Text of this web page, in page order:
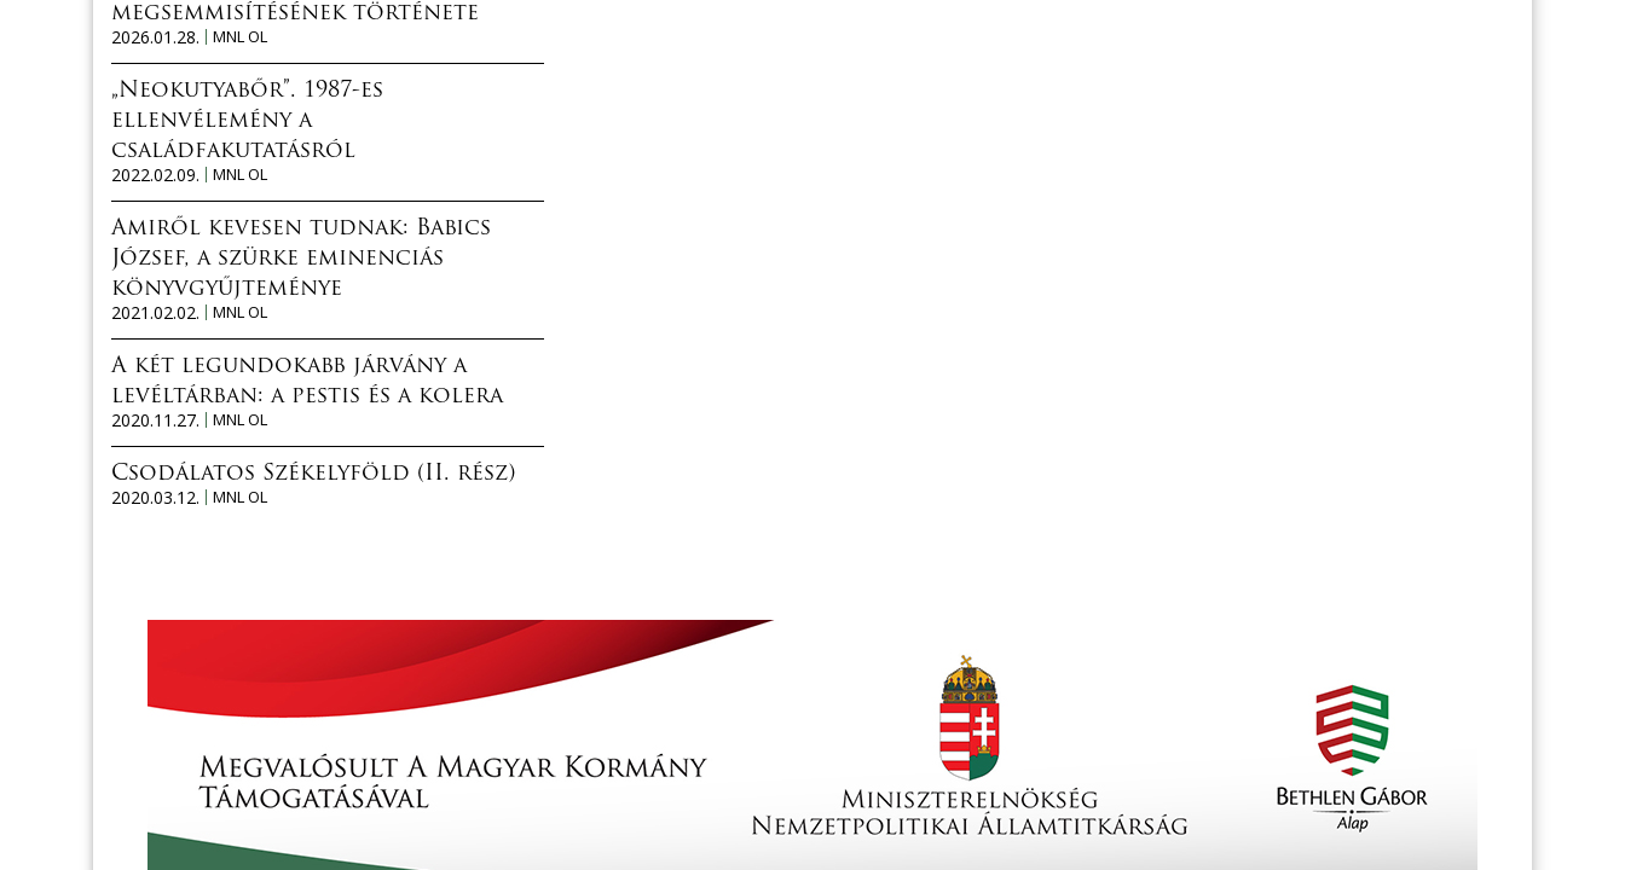
megsemmisítésének története
2026.01.28.
MNL OL
„Neokutyabőr”. 1987-es
ellenvélemény a
családfakutatásról
2022.02.09.
MNL OL
Amiről kevesen tudnak: Babics
József, a szürke eminenciás
könyvgyűjteménye
2021.02.02.
MNL OL
A két legundokabb járvány a
levéltárban: a pestis és a kolera
2020.11.27.
MNL OL
Csodálatos Székelyföld (II. rész)
2020.03.12.
MNL OL